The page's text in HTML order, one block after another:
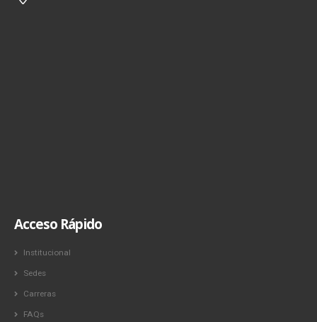
Acceso Rápido
Institucional
Sedes
Carreras
FAQs